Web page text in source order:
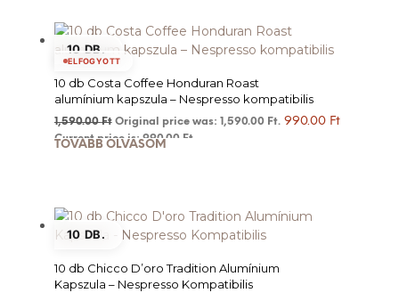
10 DB.
ELFOGYOTT
10 db Costa Coffee Honduran Roast
alumínium kapszula – Nespresso kompatibilis
1,590.00Ft Original price was: 1,590.00 Ft. 990.00 Ft
Current price is: 990.00 Ft.
TOVÁBB OLVASOM
10 DB.
10 db Chicco D’oro Tradition Alumínium
Kapszula – Nespresso Kompatibilis